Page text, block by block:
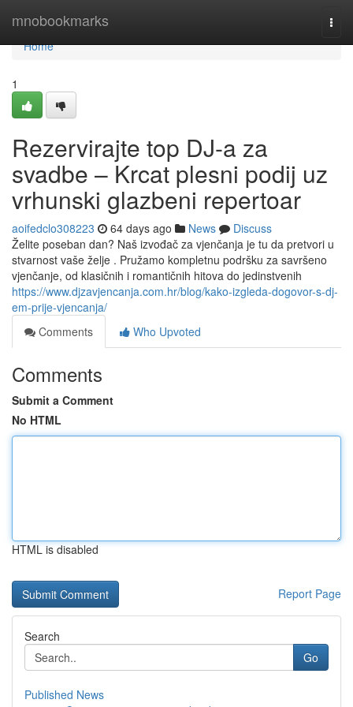
mnobookmarks
Home
Home
1
Rezervirajte top DJ-a za
svadbe – Krcat plesni podij uz
vrhunski glazbeni repertoar
aoifedclo308223 64 days ago News
Discuss
Želite poseban dan? Naš izvođač za vjenčanja je tu da pretvori u
stvarnost vaše želje . Pružamo kompletnu podršku za savršeno
vjenčanje, od klasičnih i romantičnih hitova do jedinstvenih
https://www.djzavjencanja.com.hr/blog/kako-izgleda-dogovor-s-dj-
em-prije-vjencanja/
Comments
Who Upvoted
Comments
Submit a Comment
No HTML
HTML is disabled
Report Page
Search
Go
Published News